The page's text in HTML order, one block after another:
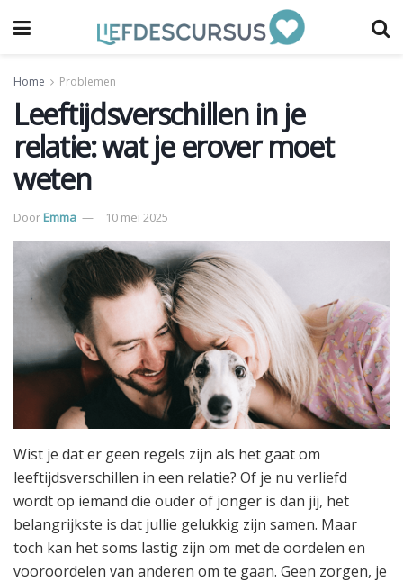
Home Problemen
Leeftijdsverschillen in je
relatie: wat je erover moet
weten
DoorEmma 10 mei 2025
Wist je dat er geen regels zijn als het gaat om
leeftijdsverschillen in een relatie? Of je nu verliefd
wordt op iemand die ouder of jonger is dan jij, het
belangrijkste is dat jullie gelukkig zijn samen. Maar
toch kan het soms lastig zijn om met de oordelen en
vooroordelen van anderen om te gaan. Geen zorgen, je